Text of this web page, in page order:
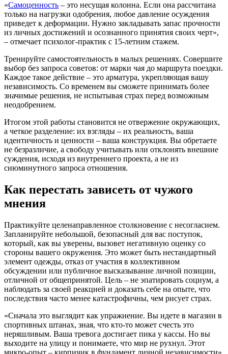
«Самоценность – это несущая колонна. Если она рассчитана
только на нагрузки одобрения, любое давление осуждения
приведет к деформации. Нужно закладывать запас прочности
из личных достижений и осознанного принятия своих черт»,
– отмечает психолог-практик с 15-летним стажем.
Тренируйте самостоятельность в малых решениях. Совершите
выбор без запроса советов: от марки чая до маршрута поездки.
Каждое такое действие – это арматура, укрепляющая вашу
независимость. Со временем вы сможете принимать более
значимые решения, не испытывая страх перед возможным
неодобрением.
Итогом этой работы становится не отвержение окружающих,
а четкое разделение: их взгляды – их реальность, ваша
идентичность и ценности – ваша конструкция. Вы обретаете
не безразличие, а свободу учитывать или отклонять внешние
суждения, исходя из внутреннего проекта, а не из
сиюминутного запроса отношения.
Как перестать зависеть от чужого
мнения
Практикуйте целенаправленное столкновение с несогласием.
Запланируйте небольшой, безопасный для вас поступок,
который, как вы уверены, вызовет негативную оценку со
стороны вашего окружения. Это может быть нестандартный
элемент одежды, отказ от участия в коллективном
обсуждении или публичное высказывание личной позиции,
отличной от общепринятой. Цель – не эпатировать социум, а
наблюдать за своей реакцией и доказать себе на опыте, что
последствия часто менее катастрофичны, чем рисует страх.
«Сначала это выглядит как упражнение. Вы идете в магазин в
спортивных штанах, зная, что кто-то может счесть это
неряшливым. Ваша тревога достигает пика у кассы. Но вы
выходите на улицу и понимаете, что мир не рухнул. Этот